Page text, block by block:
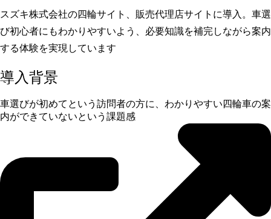
スズキ株式会社の四輪サイト、販売代理店サイトに導入。車選
び初心者にもわかりやすいよう、必要知識を補完しながら案内
する体験を実現しています
導入背景
車選びが初めてという訪問者の方に、わかりやすい四輪車の案
内ができていないという課題感